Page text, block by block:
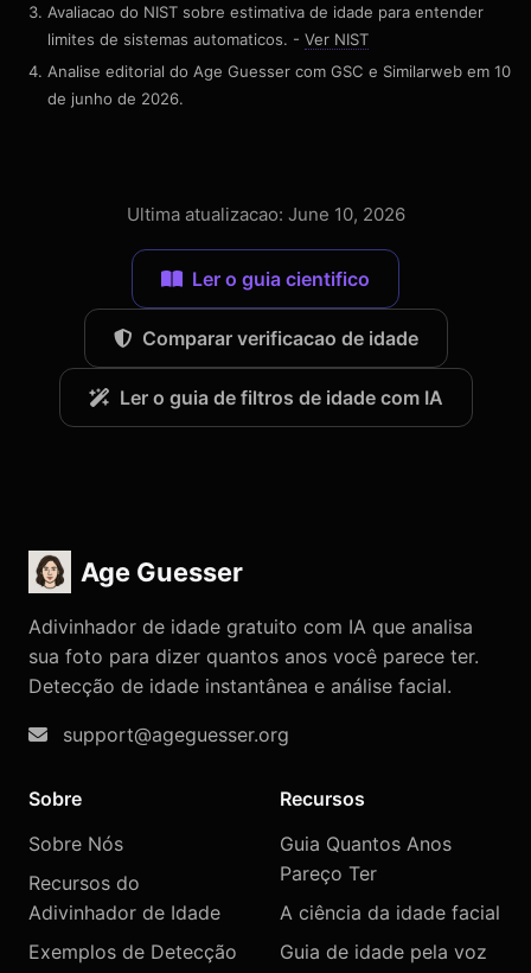
Avaliacao do NIST sobre estimativa de idade para entender
limites de sistemas automaticos. - Ver NIST
Analise editorial do Age Guesser com GSC e Similarweb em 10
de junho de 2026.
Ultima atualizacao: June 10, 2026
Ler o guia cientifico
Comparar verificacao de idade
Ler o guia de filtros de idade com IA
Age Guesser
Adivinhador de idade gratuito com IA que analisa
sua foto para dizer quantos anos você parece ter.
Detecção de idade instantânea e análise facial.
support@ageguesser.org
Sobre
Sobre Nós
Recursos do
Adivinhador de Idade
Exemplos de Detecção
Recursos
Guia Quantos Anos
Pareço Ter
A ciência da idade facial
Guia de idade pela voz